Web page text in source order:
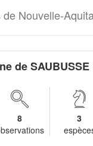
Nouvelle-
de SAUBUSSE
8
3